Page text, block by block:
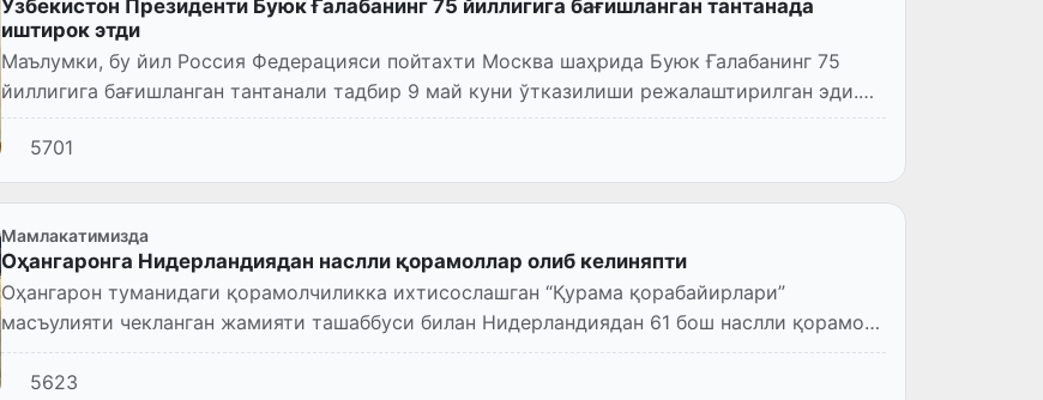
Ўзбекистон Президенти Буюк Ғалабанинг 75 йиллигига бағишланган тантанада
иштирок этди
Маълумки, бу йил Россия Федерацияси пойтахти Москва шаҳрида Буюк Ғалабанинг 75
йиллигига бағишланган тантанали тадбир 9 май куни ўтказилиши режалаштирилган эди.
Аммо коронавирус па...
5701
Мамлакатимизда
Оҳангаронга Нидерландиядан наслли қорамоллар олиб келиняпти
Оҳангарон туманидаги қорамолчиликка ихтисослашган “Қурама қорабайирлари”
масъулияти чекланган жамияти ташаббуси билан Нидерландиядан 61 бош наслли қорамол
олиб келинди. Шу ойнинг...
5623